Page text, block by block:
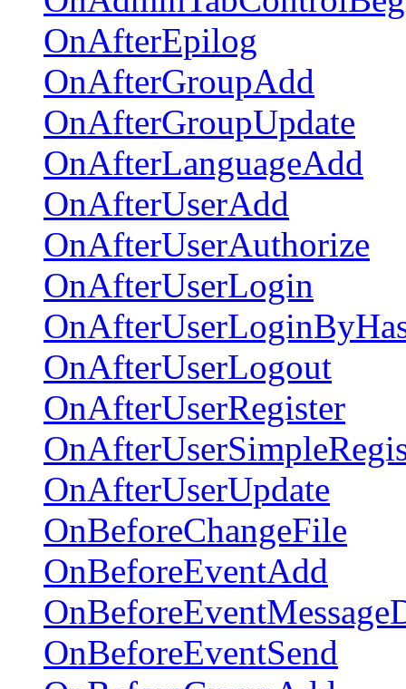
OnAfterEpilog
OnAfterGroupAdd
OnAfterGroupUpdate
OnAfterLanguageAdd
OnAfterUserAdd
OnAfterUserAuthorize
OnAfterUserLogin
OnAfterUserLogout
OnAfterUserRegister
OnAfterUserUpdate
OnBeforeChangeFile
OnBeforeEventAdd
OnBeforeEventSend